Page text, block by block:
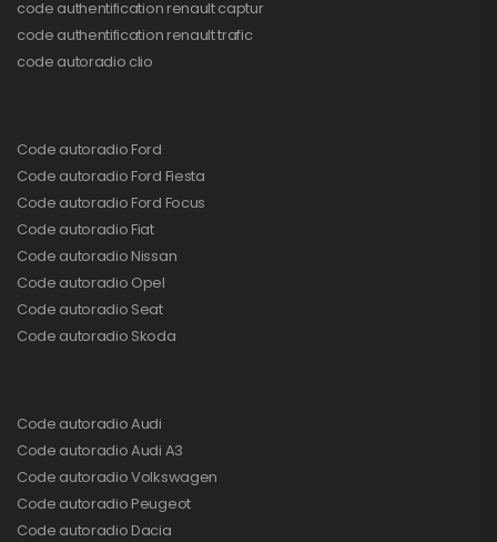
code authentification renault captur
code authentification renault trafic
code autoradio clio
Code autoradio Ford
Code autoradio Ford Fiesta
Code autoradio Ford Focus
Code autoradio Fiat
Code autoradio Nissan
Code autoradio Opel
Code autoradio Seat
Code autoradio Skoda
Code autoradio Audi
Code autoradio Audi A3
Code autoradio Volkswagen
Code autoradio Peugeot
Code autoradio Dacia